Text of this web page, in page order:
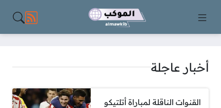
مواقع
أخبار عاجلة
القنوات الناقلة لمباراة أتلتيكو